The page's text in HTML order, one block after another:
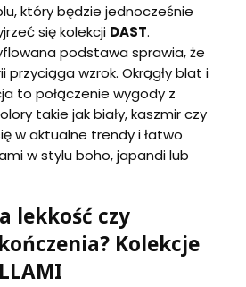
który będzie jednocześnie
się kolekcji DAST.
podstawa sprawia, że
przyciąga wzrok. Okrągły blat i
to połączenie wygody z
takie jak biały, kaszmir czy
w aktualne trendy i łatwo
w stylu boho, japandi lub
lekkość czy
Kolekcje